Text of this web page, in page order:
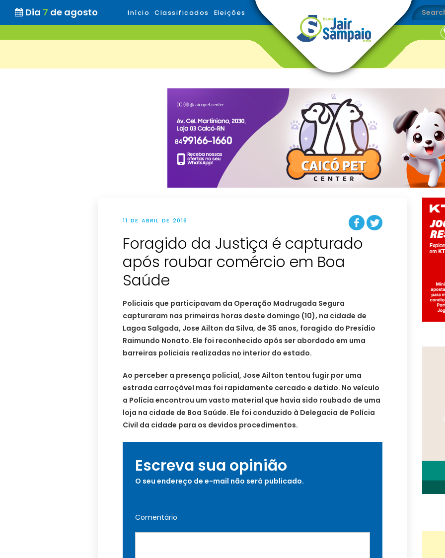
Dia 7 de agosto Início Classificados Eleições
11 DE ABRIL DE 2016
Foragido da Justiça é capturado
após roubar comércio em Boa
Policiais que participavam da Operação Madrugada Segura
capturaram nas primeiras horas deste domingo (10), na cidade de
Lagoa Salgada, Jose Ailton da Silva, de 35 anos, foragido do Presídio
Raimundo Nonato. Ele foi reconhecido após ser abordado em uma
barreiras policiais realizadas no interior do estado.
Ao perceber a presença policial, Jose Ailton tentou fugir por uma
estrada carroçável mas foi rapidamente cercado e detido. No veículo
a Polícia encontrou um vasto material que havia sido roubado de uma
loja na cidade de Boa Saúde. Ele foi conduzido à Delegacia de Polícia
Civil da cidade para os devidos procedimentos.
Escreva sua opinião
O seu endereço de e-mail não será publicado.
Comentário